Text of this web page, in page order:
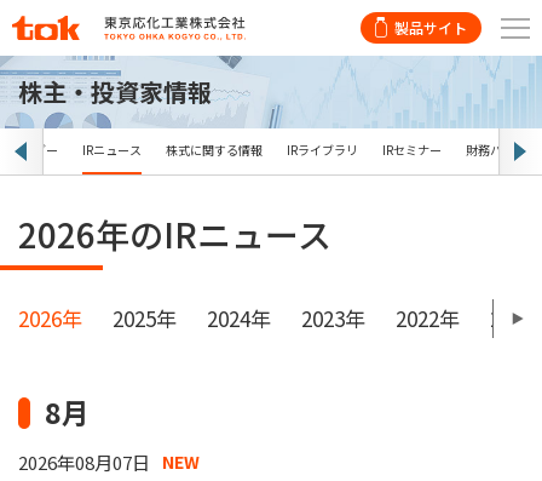
製品サイト
株主・投資家情報
レンダー IRニュース 株式に関する情報 IRライブラリ IRセミナー 財務ハイライ
2026年のIRニュース
2026年 2025年 2024年 2023年 2022年 2021
8月
NEW
2026年08月07日